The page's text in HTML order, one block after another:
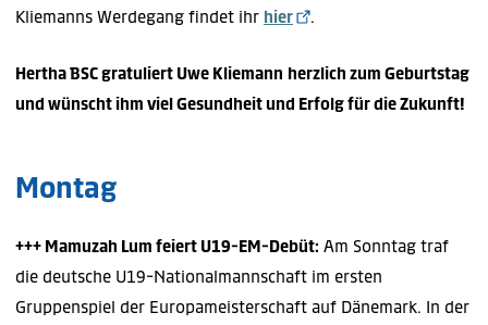
Kliemanns Werdegang findet ihr hier .
Hertha BSC gratuliert Uwe Kliemann herzlich zum Geburtstag
und wünscht ihm viel Gesundheit und Erfolg für die Zukunft!
Montag
+++ Mamuzah Lum feiert U19-EM-Debüt: Am Sonntag traf
die deutsche U19-Nationalmannschaft im ersten
Gruppenspiel der Europameisterschaft auf Dänemark. In der